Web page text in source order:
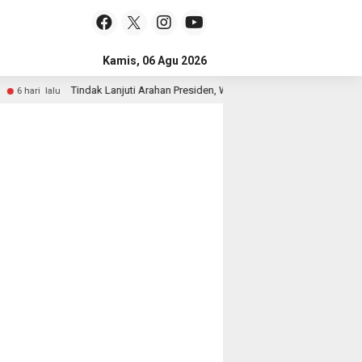
Kamis, 06 Agu 2026
hari lalu Tindak Lanjuti Arahan Presiden, Wakapolri dan Wamen